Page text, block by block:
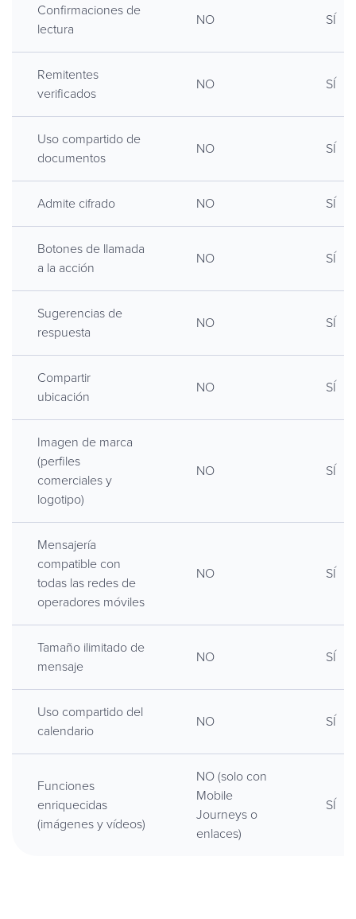
Confirmaciones de
lectura
NO SÍ
Remitentes
verificados
NO SÍ
Uso compartido de
documentos
NO SÍ
Admite cifrado NO SÍ
Botones de llamada
a la acción
NO SÍ
Sugerencias de
respuesta
NO SÍ
Compartir
ubicación
NO SÍ
Imagen de marca
(perfiles
comerciales y
logotipo)
NO SÍ
Mensajería
compatible con
todas las redes de
operadores móviles
NO SÍ
Tamaño ilimitado de
mensaje
NO SÍ
Uso compartido del
calendario
NO SÍ
Funciones
enriquecidas
(imágenes y vídeos)
NO (solo con
Mobile
Journeys o
enlaces)
SÍ